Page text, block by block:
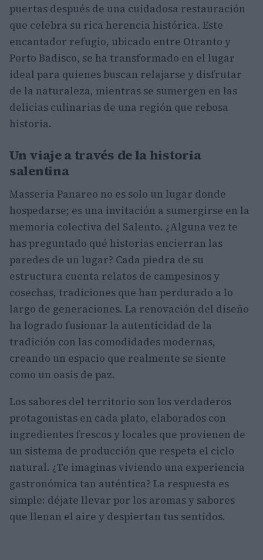
puertas después de una cuidadosa restauración
que celebra su rica herencia histórica. Este
encantador refugio, ubicado entre Otranto y
Porto Badisco, se ha transformado en el lugar
ideal para quienes buscan relajarse y disfrutar
de la naturaleza, mientras se sumergen en las
delicias culinarias de una región que rebosa
historia.
Un viaje a través de la historia
salentina
Masseria Panareo no es solo un lugar donde
hospedarse; es una invitación a sumergirse en la
memoria colectiva del Salento. ¿Alguna vez te
has preguntado qué historias encierran las
paredes de un lugar? Cada piedra de su
estructura cuenta relatos de campesinos y
cosechas, tradiciones que han perdurado a lo
largo de generaciones. La renovación del diseño
ha logrado fusionar la autenticidad de la
tradición con las comodidades modernas,
creando un espacio que realmente se siente
como un oasis de paz.
Los sabores del territorio son los verdaderos
protagonistas en cada plato, elaborados con
ingredientes frescos y locales que provienen de
un sistema de producción que respeta el ciclo
natural. ¿Te imaginas viviendo una experiencia
gastronómica tan auténtica? La respuesta es
simple: déjate llevar por los aromas y sabores
que llenan el aire y despiertan tus sentidos.